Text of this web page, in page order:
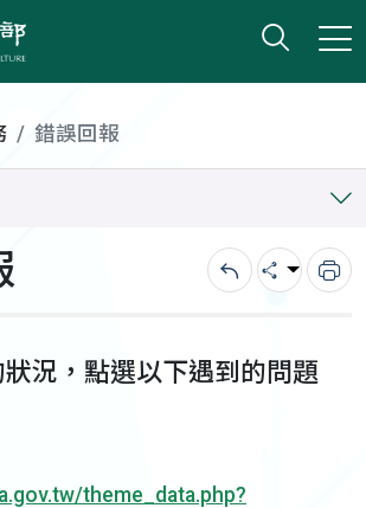
打開
小版
錯誤回報
回上一頁
分享 列
況，點選以下遇到的問題
theme_data.php?